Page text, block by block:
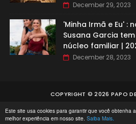
Este site usa cookies para garantir que você obtenha a
melhor experiência em nosso site. Saiba Mais.
December 29, 2023
'Minha Irmã e Eu' :
Susana Garcia
núcleo familiar |
December 28, 2023
COPYRIGHT ©2026 PAPO